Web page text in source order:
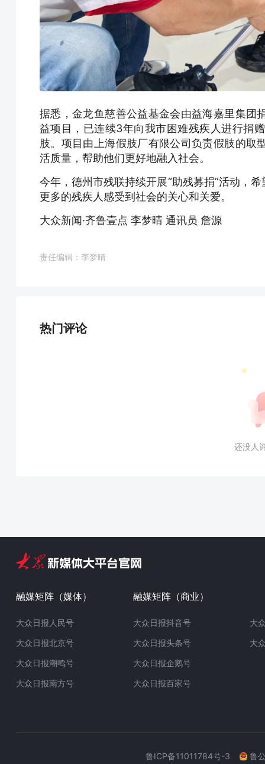
据悉，金龙鱼慈善公益基金会由益海嘉里集团
益项目，已连续3年向我市困难残疾人进行捐
肢。项目由上海假肢厂有限公司负责假肢的取
活质量，帮助他们更好地融入社会。
今年，德州市残联持续开展“助残募捐”活动，
更多的残疾人感受到社会的关心和关爱。
大众新闻·齐鲁壹点 李梦晴 通讯员 詹源
责任编辑：李梦晴
热门评论
还没人
融媒矩阵（媒体）
大众日报人民号
大众日报北京号
大众日报潮鸣号
大众日报南方号
融媒矩阵（商业）
大众日报抖音号
大众日报头条号
大众日报企鹅号
大众日报百家号
大
大
鲁ICP备11011784号-3 鲁